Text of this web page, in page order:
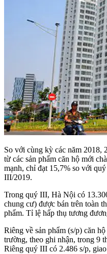
So với cùng kỳ các năm 2018,
từ các sản phẩm căn hộ mới
mạnh, chỉ đạt 15,7% so với
III/2019.
Trong quý III, Hà Nội có
chung cư) được bán trên toàn
phẩm. Tỉ lệ hấp thụ tương
Riêng về sản phẩm (s/p) căn
trường, theo ghi nhận, trong 9
Riêng quý III có 2.486 s/p,